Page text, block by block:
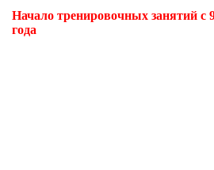
Начало тренировочных занятий с
года